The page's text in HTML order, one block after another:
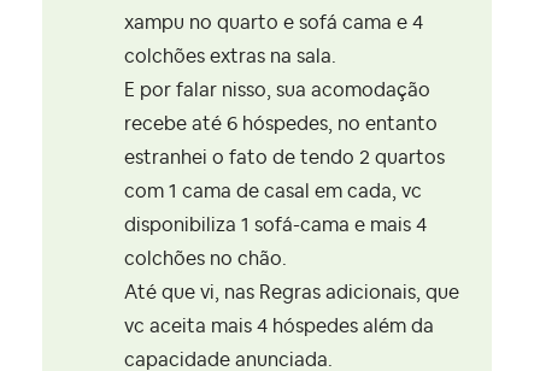
xampu no quarto e sofá cama e 4
colchões extras na sala.
E por falar nisso, sua acomodação
recebe até 6 hóspedes, no entanto
estranhei o fato de tendo 2 quartos
com 1 cama de casal em cada, vc
disponibiliza 1 sofá-cama e mais 4
colchões no chão.
Até que vi, nas Regras adicionais, que
vc aceita mais 4 hóspedes além da
capacidade anunciada.